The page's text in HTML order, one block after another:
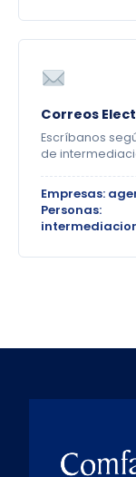
Correos
Escríbanos
de
Empresas:
Personas: